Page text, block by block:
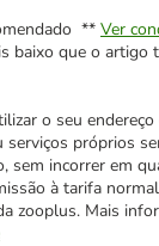
** Ver
baixo que o artigo
o seu endereço
próprios
sem incorrer em
à tarifa
zooplus. Mais